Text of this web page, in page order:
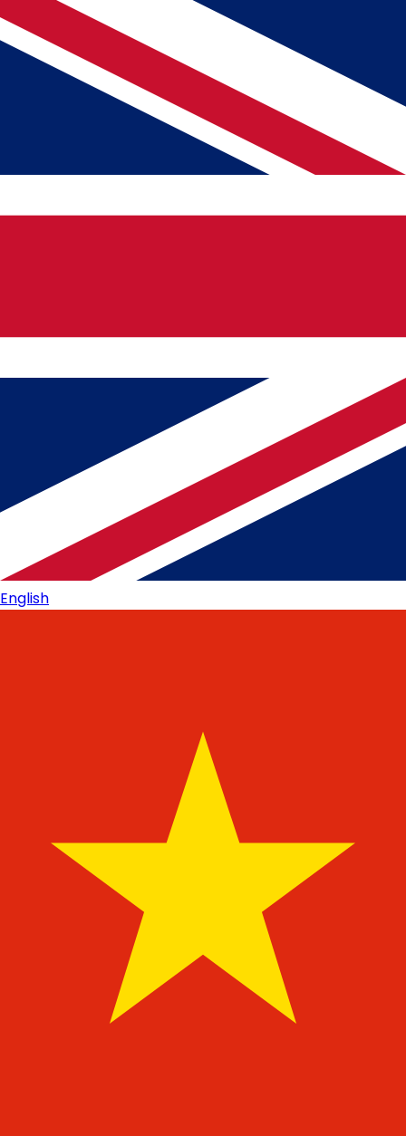
English